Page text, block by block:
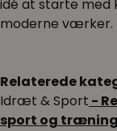
idé at starte med
moderne værker.
Relaterede
Idræt & Sport -
sport og